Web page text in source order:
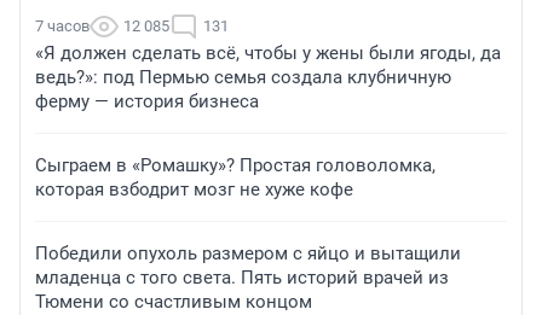
7 часов 12 085 131
«Я должен сделать всё, чтобы у жены были ягоды, да
ведь?»: под Пермью семья создала клубничную
ферму — история бизнеса
Сыграем в «Ромашку»? Простая головоломка,
которая взбодрит мозг не хуже кофе
Победили опухоль размером с яйцо и вытащили
младенца с того света. Пять историй врачей из
Тюмени со счастливым концом